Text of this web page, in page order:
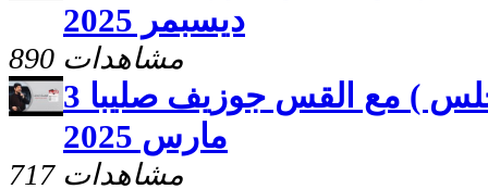
ديسبمر 2025
890 مشاهدات
مصيرك بايدك ( أين تجلس ) مع القس جوزيف صليبا 3
مارس 2025
717 مشاهدات